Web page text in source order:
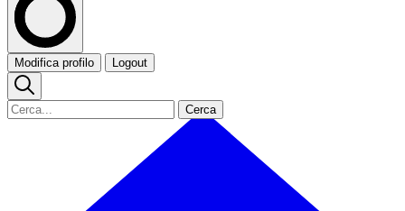
Modifica profilo Logout
Cerca